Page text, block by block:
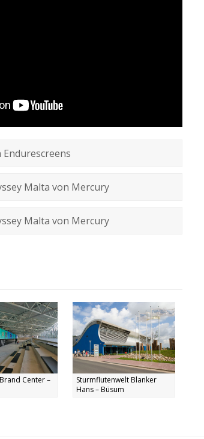
Malta von Mercury
Malta von Mercury
Center –
Sturmflutenwelt Blanker
Hans – Büsum